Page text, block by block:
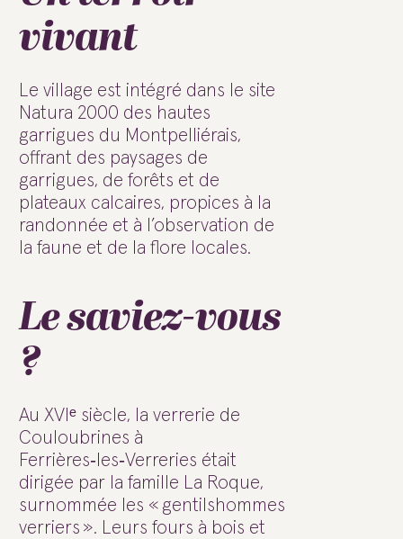
vivant
Le village est intégré dans le site
Natura 2000 des hautes
garrigues du Montpelliérais,
offrant des paysages de
garrigues, de forêts et de
plateaux calcaires, propices à la
randonnée et à l’observation de
la faune et de la flore locales.
Le saviez-vous
?
Au XVIᵉ siècle, la verrerie de
Couloubrines à
Ferrières‑les‑Verreries était
dirigée par la famille La Roque,
surnommée les « gentilshommes
verriers ». Leurs fours à bois et